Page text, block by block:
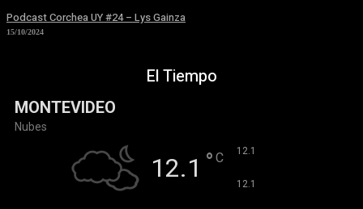
Podcast Corchea UY #24 – Lys Gainza
15/10/2024
El Tiempo
MONTEVIDEO
Nubes
12.1 ° C 12.1
12.1